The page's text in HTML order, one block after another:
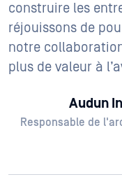
construire les
réjouissons de
notre
plus de valeur à
Audun
Responsable de